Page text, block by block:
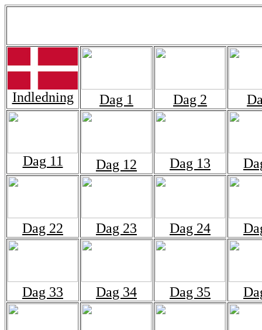
Indledning Dag 1 Dag 2
Dag 11 Dag 12 Dag 13
Dag 22 Dag 23 Dag 24
Dag 33 Dag 34 Dag 35